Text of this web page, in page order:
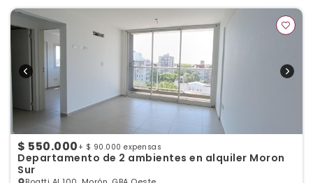
$ 550.000 + $ 90.000 expensas
Departamento de 2 ambientes en alquiler Moron
Sur